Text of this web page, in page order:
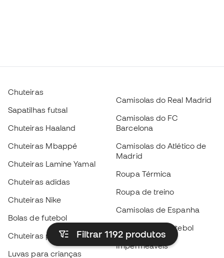
Filtrar 1192 produtos
Chuteiras
Sapatilhas futsal
Chuteiras Haaland
Chuteiras Mbappé
Chuteiras Lamine Yamal
Chuteiras adidas
Chuteiras Nike
Bolas de futebol
Chuteiras para crianças
Luvas para crianças
Camisolas do Real Madrid
Camisolas do FC
Barcelona
Camisolas do Atlético de
Madrid
Roupa Térmica
Roupa de treino
Camisolas de Espanha
Camisolas de futebol
Impermeáveis